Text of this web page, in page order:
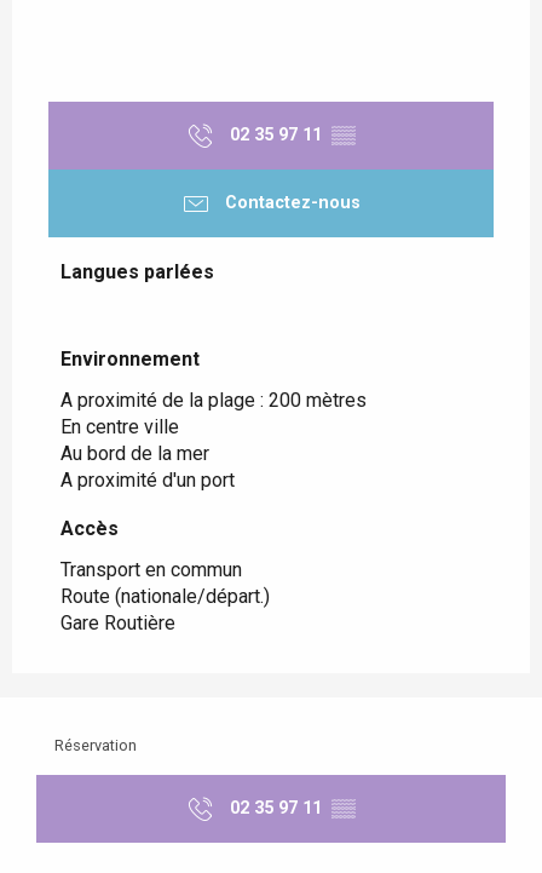
02 35 97 11 ▒▒
Contactez-nous
Langues parlées
Langues parlées
Environnement
Environnement
A proximité de la plage : 200 mètres
En centre ville
Au bord de la mer
A proximité d'un port
Accès
Accès
Transport en commun
Route (nationale/départ.)
Gare Routière
Réservation
02 35 97 11 ▒▒